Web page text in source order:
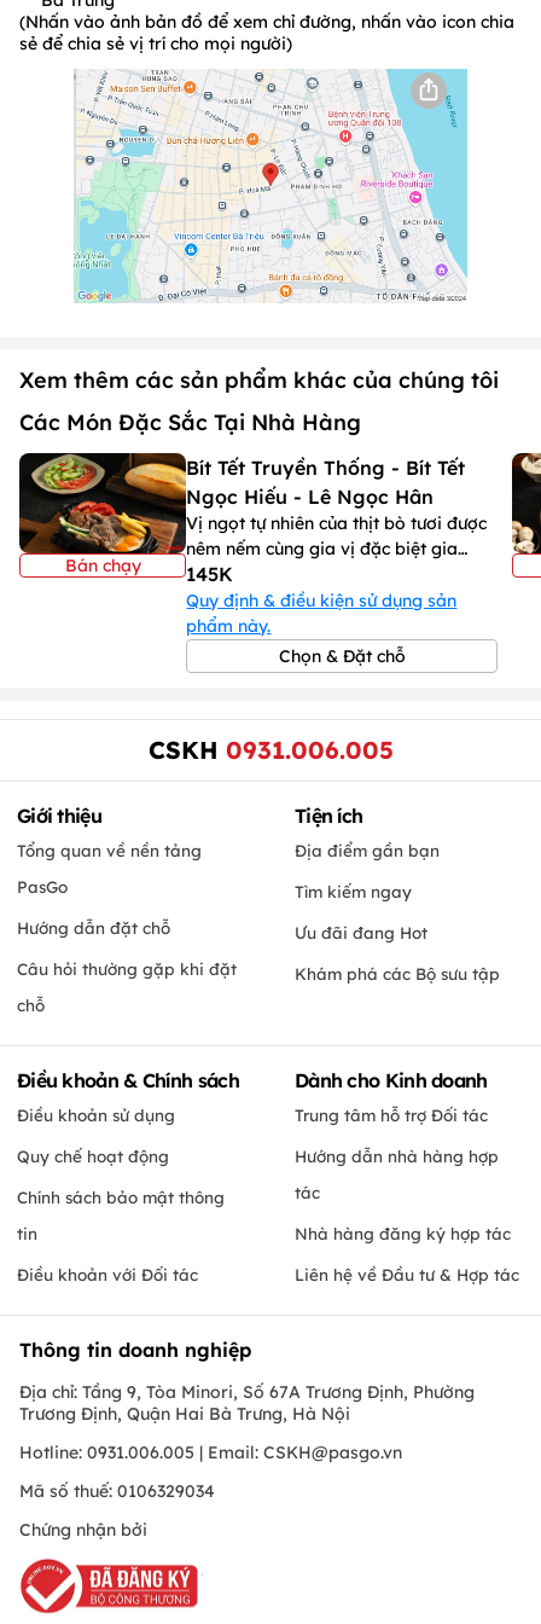
(Nhấn vào ảnh bản đồ để xem chỉ đường, nhấn vào icon chia
sẻ để chia sẻ vị trí cho mọi người)
Xem thêm các sản phẩm khác của chúng tôi
Các Món Đặc Sắc Tại Nhà Hàng
Bán chạy
Bít Tết Truyền Thống - Bít Tết
Ngọc Hiếu - Lê Ngọc Hân
Vị ngọt tự nhiên của thịt bò tươi được
nêm nếm cùng gia vị đặc biệt gia
truyền
145K
Quy định & điều kiện sử dụng sản
phẩm này.
Chọn & Đặt chỗ
CSKH 0931.006.005
Giới thiệu
Tổng quan về nền tảng
PasGo
Hướng dẫn đặt chỗ
Câu hỏi thường gặp khi đặt
chỗ
Tiện ích
Địa điểm gần bạn
Tìm kiếm ngay
Ưu đãi đang Hot
Khám phá các Bộ sưu tập
Điều khoản & Chính sách
Điều khoản sử dụng
Quy chế hoạt động
Chính sách bảo mật thông
tin
Điều khoản với Đối tác
Dành cho Kinh doanh
Trung tâm hỗ trợ Đối tác
Hướng dẫn nhà hàng hợp
tác
Nhà hàng đăng ký hợp tác
Liên hệ về Đầu tư & Hợp tác
Thông tin doanh nghiệp
Địa chỉ: Tầng 9, Tòa Minori, Số 67A Trương Định, Phường
Trương Định, Quận Hai Bà Trưng, Hà Nội
Hotline: 0931.006.005 | Email: CSKH@pasgo.vn
Mã số thuế: 0106329034
Chứng nhận bởi